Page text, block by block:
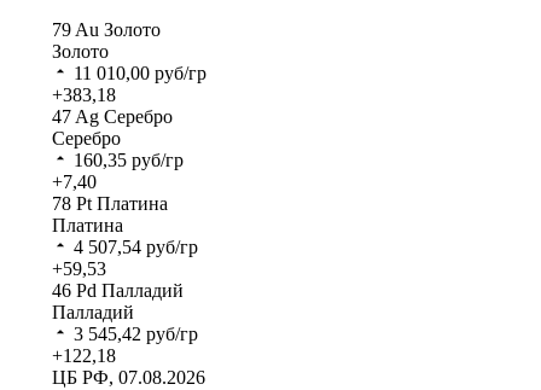
79Au Золото
Золото
11 010,00 руб/гр
+383,18
47Ag Серебро
Серебро
160,35 руб/гр
+7,40
78 Pt Платина
Платина
4 507,54 руб/гр
+59,53
46 Pd Палладий
Палладий
3 545,42 руб/гр
+122,18
ЦБ РФ, 07.08.2026